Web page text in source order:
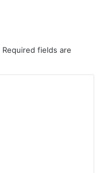
Required fields are